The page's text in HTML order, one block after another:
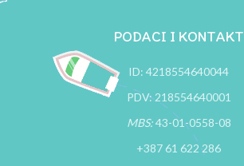
PODACI I KONTAKT
ID: 4218554640044
PDV: 218554640001
MBS:43-01-0558-08
+387 61 622 286